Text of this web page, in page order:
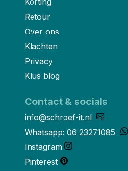
Retour
Over ons
Klachten
Privacy
Klus blog
Contact & socials
info@schroef-it.nl
Whatsapp: 06 23271085
Instagram
Pinterest